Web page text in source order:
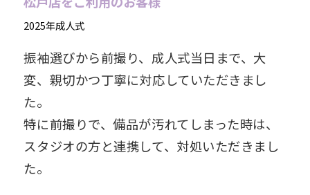
2025年成人式
振袖選びから前撮り、成人式当日まで、大
変、親切かつ丁寧に対応していただきまし
た。
特に前撮りで、備品が汚れてしまった時は、
スタジオの方と連携して、対処いただきまし
た。